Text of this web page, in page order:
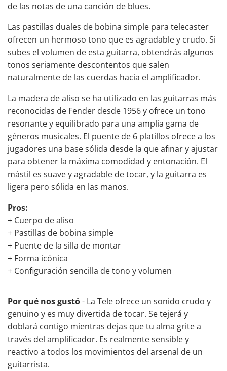
de las notas de una canción de blues.
Las pastillas duales de bobina simple para telecaster
ofrecen un hermoso tono que es agradable y crudo. Si
subes el volumen de esta guitarra, obtendrás algunos
tonos seriamente descontentos que salen
naturalmente de las cuerdas hacia el amplificador.
La madera de aliso se ha utilizado en las guitarras más
reconocidas de Fender desde 1956 y ofrece un tono
resonante y equilibrado para una amplia gama de
géneros musicales. El puente de 6 platillos ofrece a los
jugadores una base sólida desde la que afinar y ajustar
para obtener la máxima comodidad y entonación. El
mástil es suave y agradable de tocar, y la guitarra es
ligera pero sólida en las manos.
Pros:
+ Cuerpo de aliso
+ Pastillas de bobina simple
+ Puente de la silla de montar
+ Forma icónica
+ Configuración sencilla de tono y volumen
Por qué nos gustó- La Tele ofrece un sonido crudo y
genuino y es muy divertida de tocar. Se tejerá y
doblará contigo mientras dejas que tu alma grite a
través del amplificador. Es realmente sensible y
reactivo a todos los movimientos del arsenal de un
guitarrista.